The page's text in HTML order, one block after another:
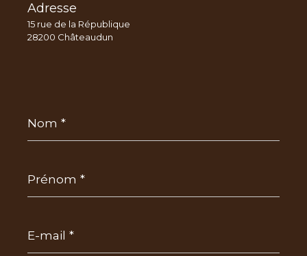
Adresse
15 rue de la République
28200 Châteaudun
mail
*